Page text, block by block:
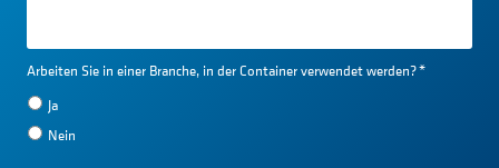
Arbeiten Sie in einer Branche, in der Container verwendet werden?*
Ja
Nein